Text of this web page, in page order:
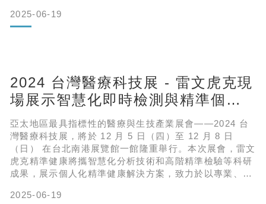
腸道，光靠補充益生菌是不夠的，這就必須從腸道的整體
生態談起。認識腸道環境：打造健康生態的關鍵我們的腸
2025-06-19
2024 台灣醫療科技展 - 雷文虎克現
場展示智慧化即時檢測與精準個人
化營養
亞太地區最具指標性的醫療與生技產業展會——2024 台
灣醫療科技展，將於 12 月 5 日（四）至 12 月 8 日
（日） 在台北南港展覽館一館隆重舉行。本次展會，雷文
虎克精準健康將攜智慧化分析技術和高階精準檢驗等科研
成果，展示個人化精準健康解決方案，致力於以專業、科
檢測與個人化健康服務本次展會，雷文虎克以「即時高階
2025-06-19